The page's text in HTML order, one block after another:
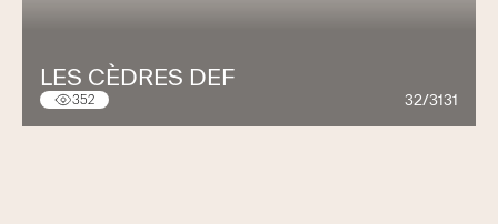
LES CÈDRES DEF
352 32/3131